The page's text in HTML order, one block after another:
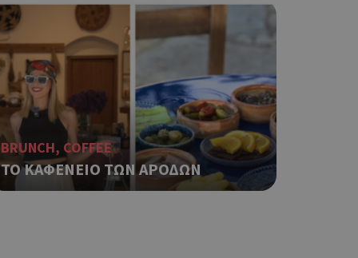
BRUNCH, COFFEE
ΤΟ ΚΑΦΕΝΕΙΟ ΤΩΝ ΑΡΟΔΩΝ
είναι
ο
ένα καλό
Google
δηλαδή να